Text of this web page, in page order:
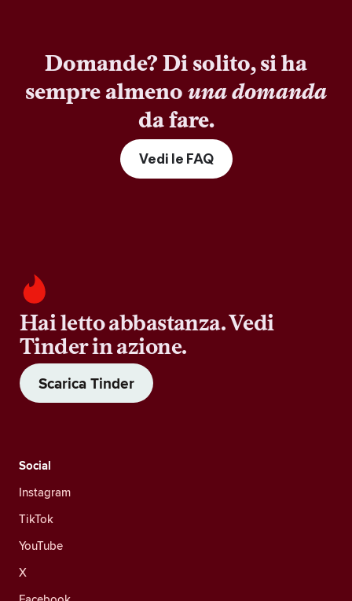
Domande? Di solito, si ha
sempre almeno una domanda
da fare.
Vedi le FAQ
Hai letto abbastanza. Vedi
Tinder in azione.
Scarica Tinder
Social
Instagram
TikTok
YouTube
X